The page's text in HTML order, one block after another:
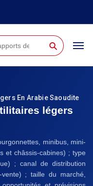
⚲
En Arabie Saoudite
légers
minibus, mini-
et châssis-cabines) ; type
; canal de distribution
vente) ; taille du marché,